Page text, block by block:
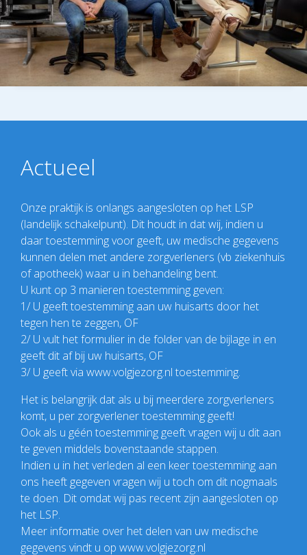
Actueel
Onze praktijk is onlangs aangesloten op het LSP
(landelijk schakelpunt). Dit houdt in dat wij, indien u
daar toestemming voor geeft, uw medische gegevens
kunnen delen met andere zorgverleners (vb ziekenhuis
of apotheek) waar u in behandeling bent.
U kunt op 3 manieren toestemming geven:
1/ U geeft toestemming aan uw huisarts door het
tegen hen te zeggen, OF
2/ U vult het formulier in de folder van de bijlage in en
geeft dit af bij uw huisarts, OF
3/ U geeft via www.volgjezorg.nl toestemming.
Het is belangrijk dat als u bij meerdere zorgverleners
komt, u per zorgverlener toestemming geeft!
Ook als u géén toestemming geeft vragen wij u dit aan
te geven middels bovenstaande stappen.
Indien u in het verleden al een keer toestemming aan
ons heeft gegeven vragen wij u toch om dit nogmaals
te doen. Dit omdat wij pas recent zijn aangesloten op
het LSP.
Meer informatie over het delen van uw medische
gegevens vindt u op www.volgjezorg.nl